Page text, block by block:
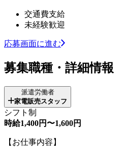
交通費支給
未経験歓迎
応募画面に進む
募集職種・詳細情報
派遣労働者
家電販売スタッフ
シフト制
時給1,400円〜1,600円
【お仕事内容】